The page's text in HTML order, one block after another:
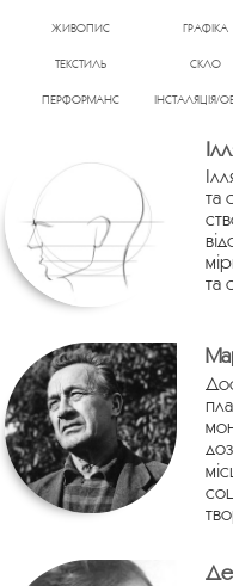
ЖИВОПИС ГРАФІКА
ТЕКСТИЛЬ СКЛО
ПЕРФОРМАНС ІНСТАЛЯЦІЯ/
та
та